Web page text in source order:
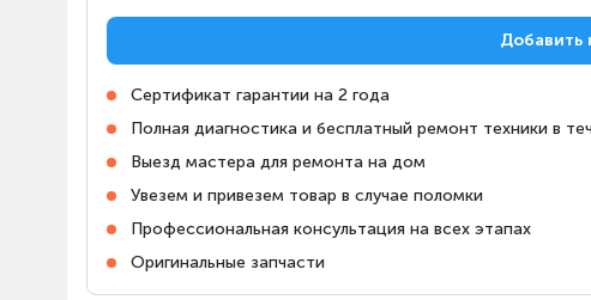
характеристики
Формат крепления VESA
Функции и особенности
Добавить
Сертификат гарантии на 2 года
Полная диагностика и бесплатный ремонт техники в
Выезд мастера для ремонта на дом
Увезем и привезем товар в случае поломки
Профессиональная консультация на всех этапах
Оригинальные запчасти